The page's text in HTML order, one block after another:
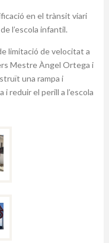
en el trànsit viari
l’escola infantil.
limitació de velocitat a
Mestre Àngel Ortega i
una rampa i
i reduir el perill a l’escola